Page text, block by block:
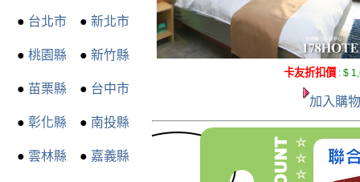
● 台北市● 新北市
● 桃園縣 ● 新竹縣
● 苗栗縣 ● 台中市
● 彰化縣 ● 南投縣
● 雲林縣 ● 嘉義縣
卡友折扣價 : $
加入購